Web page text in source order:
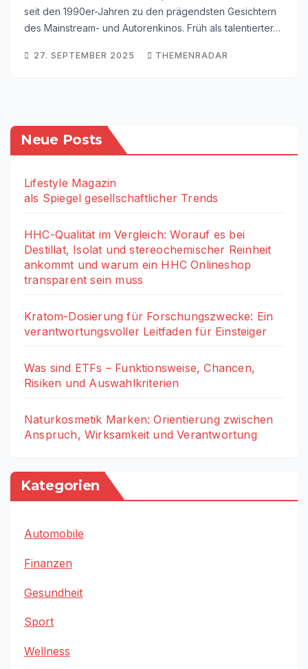
seit den 1990er-Jahren zu den prägendsten Gesichtern
des Mainstream- und Autorenkinos. Früh als talentierter…
27. SEPTEMBER 2025 THEMENRADAR
Neue Posts
Lifestyle Magazin
als Spiegel gesellschaftlicher Trends
HHC-Qualität im Vergleich: Worauf es bei
Destillat, Isolat und stereochemischer Reinheit
ankommt und warum ein HHC Onlineshop
transparent sein muss
Kratom-Dosierung für Forschungszwecke: Ein
verantwortungsvoller Leitfaden für Einsteiger
Was sind ETFs – Funktionsweise, Chancen,
Risiken und Auswahlkriterien
Naturkosmetik Marken: Orientierung zwischen
Anspruch, Wirksamkeit und Verantwortung
Kategorien
Automobile
Finanzen
Gesundheit
Sport
Wellness